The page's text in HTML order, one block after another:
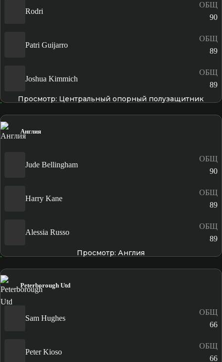
Rodri
ОБЩ
90
Patri Guijarro
ОБЩ
89
Joshua Kimmich
ОБЩ
89
Просмотр: Центральный опорный полузащитник
Англия
Jude Bellingham
ОБЩ
90
Harry Kane
ОБЩ
89
Alessia Russo
ОБЩ
89
Просмотр: Англия
Peterborough Utd
Sam Hughes
ОБЩ
66
Peter Kioso
ОБЩ
66